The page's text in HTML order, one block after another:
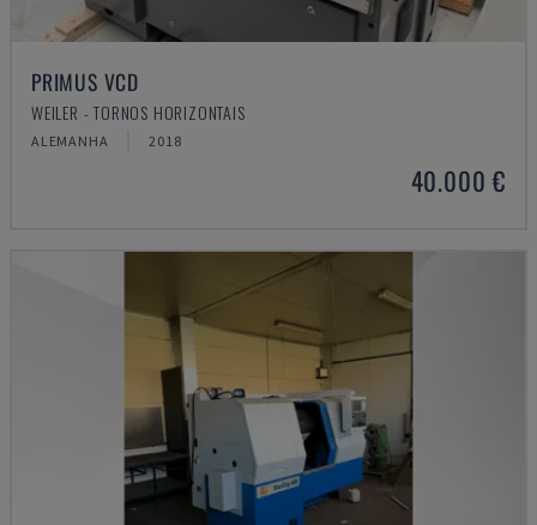
PRIMUS VCD
WEILER - TORNOS HORIZONTAIS
ALEMANHA 2018
40.000 €